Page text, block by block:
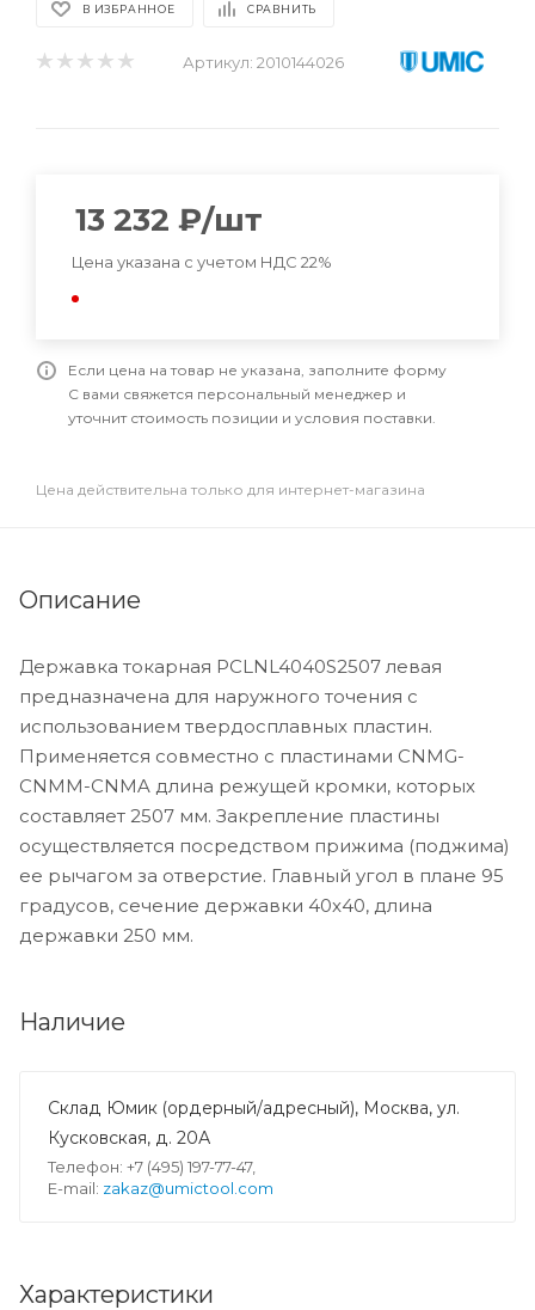
В ИЗБРАННОЕ СРАВНИТЬ
Артикул: 2010144026
13 232 ₽/шт
Цена указана с учетом НДС 22%
Если цена на товар не указана, заполните форму
С вами свяжется персональный менеджер и
уточнит стоимость позиции и условия поставки.
Цена действительна только для интернет-магазина
Описание
Державка токарная PCLNL4040S2507 левая
предназначена для наружного точения с
использованием твердосплавных пластин.
Применяется совместно с пластинами CNMG-
CNMM-CNMA длина режущей кромки, которых
составляет 2507 мм. Закрепление пластины
осуществляется посредством прижима (поджима)
ее рычагом за отверстие. Главный угол в плане 95
градусов, сечение державки 40x40, длина
державки 250 мм.
Наличие
Склад Юмик (ордерный/адресный), Москва, ул.
Кусковская, д. 20А
Телефон: +7 (495) 197-77-47,
E-mail: zakaz@umictool.com
Характеристики